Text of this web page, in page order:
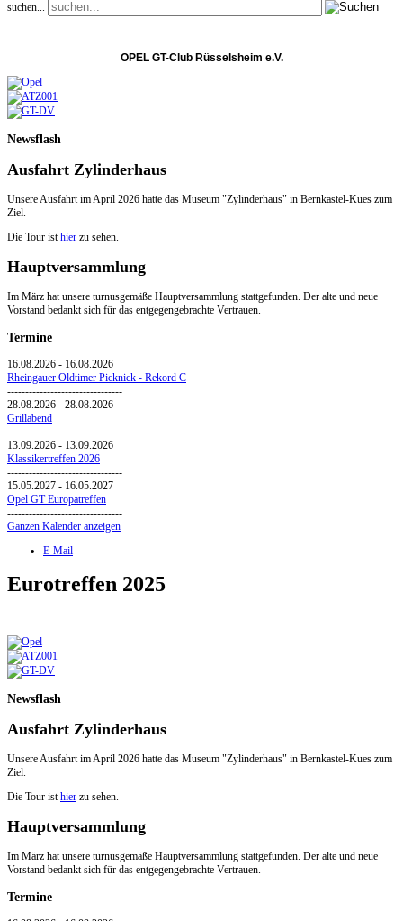
suchen...
OPEL GT-Club Rüsselsheim e.V.
Newsflash
Ausfahrt Zylinderhaus
Unsere Ausfahrt im April 2026 hatte das Museum "Zylinderhaus" in Bernkastel-Kues zum
Ziel.
Die Tour isthier zu sehen.
Hauptversammlung
Im März hat unsere turnusgemäße Hauptversammlung stattgefunden. Der alte und neue
Vorstand bedankt sich für das entgegengebrachte Vertrauen.
Termine
16.08.2026 - 16.08.2026
Rheingauer Oldtimer Picknick - Rekord C
--------------------------------
28.08.2026 - 28.08.2026
Grillabend
--------------------------------
13.09.2026 - 13.09.2026
Klassikertreffen 2026
--------------------------------
15.05.2027 - 16.05.2027
Opel GT Europatreffen
--------------------------------
Ganzen Kalender anzeigen
E-Mail
Eurotreffen 2025
Newsflash
Ausfahrt Zylinderhaus
Unsere Ausfahrt im April 2026 hatte das Museum "Zylinderhaus" in Bernkastel-Kues zum
Ziel.
Die Tour isthier zu sehen.
Hauptversammlung
Im März hat unsere turnusgemäße Hauptversammlung stattgefunden. Der alte und neue
Vorstand bedankt sich für das entgegengebrachte Vertrauen.
Termine